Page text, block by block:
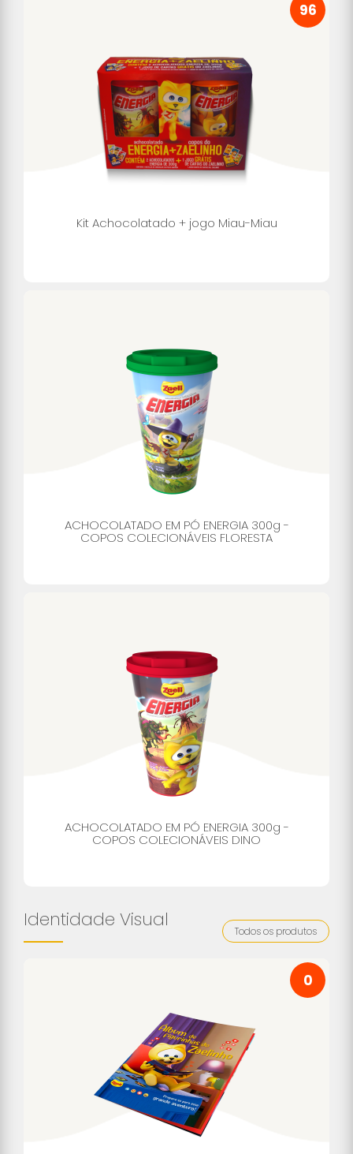
96
Kit Achocolatado + jogo Miau-Miau
ACHOCOLATADO EM PÓ ENERGIA 300g -
COPOS COLECIONÁVEIS FLORESTA
ACHOCOLATADO EM PÓ ENERGIA 300g -
COPOS COLECIONÁVEIS DINO
Identidade Visual Todos os produtos
0